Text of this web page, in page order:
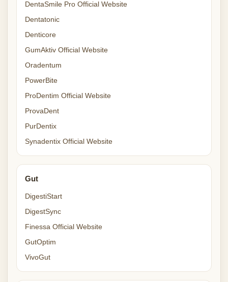
DentaSmile Pro Official Website
Dentatonic
Denticore
GumAktiv Official Website
Oradentum
PowerBite
ProDentim Official Website
ProvaDent
PurDentix
Synadentix Official Website
Gut
DigestiStart
DigestSync
Finessa Official Website
GutOptim
VivoGut